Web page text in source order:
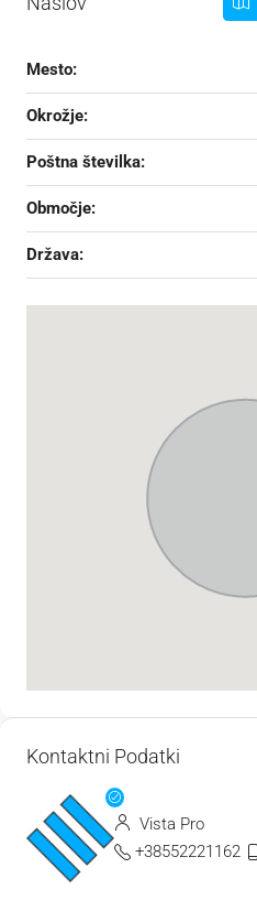
Mesto:
Okrožje:
Poštna številka:
Območje:
Država:
Kontaktni Podatki
Vista Pro
+38552221162